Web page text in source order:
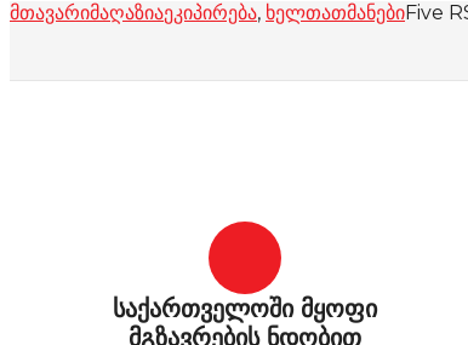
მთავარიმაღაზიაეკიპირება, ხელთათმანებიFive
საქართველოში მყოფი
მგზავრების ნდობით